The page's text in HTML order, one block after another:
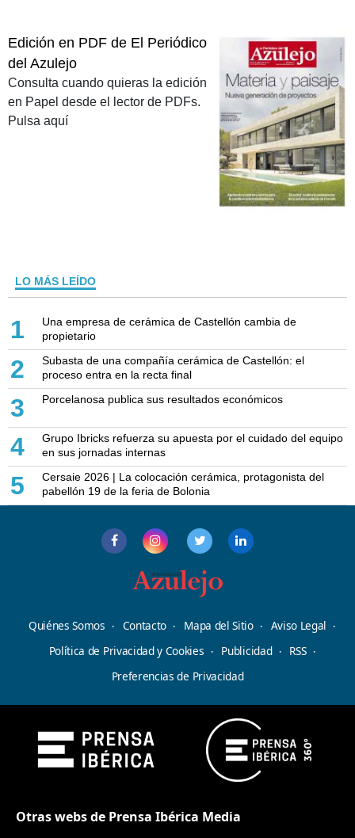
Edición en PDF de El Periódico
del Azulejo
Consulta cuando quieras la edición
en Papel desde el lector de PDFs.
Pulsa aquí
LO MÁS LEÍDO
1
Una empresa de cerámica de Castellón cambia de
propietario
2
Subasta de una compañía cerámica de Castellón: el
proceso entra en la recta final
3 Porcelanosa publica sus resultados económicos
4
Grupo Ibricks refuerza su apuesta por el cuidado del equipo
en sus jornadas internas
5
Cersaie 2026 | La colocación cerámica, protagonista del
pabellón 19 de la feria de Bolonia
Quiénes Somos Contacto Mapa del Sitio
Aviso Legal
Política de Privacidad y Cookies
Publicidad
RSS
Preferencias de Privacidad
Otras webs de Prensa Ibérica Media